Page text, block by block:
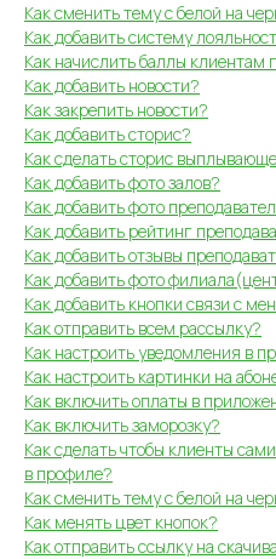
Как сменить тему с белой на
Как добавить систему
Как начислить баллы клиентам
Как добавить новости?
Как закрепить новости?
Как добавить сторис?
Как сделать сторис
Как добавить фото залов?
Как добавить фото
Как добавить рейтинг
Как добавить отзывы
Как добавить фото
Как добавить кнопки связи с
Как отправить всем рассылку?
Как настроить уведомления в
Как настроить картинки на
Как включить оплаты в
Как включить заморозку?
Как сделать чтобы клиенты
в профиле?
Как сменить тему с белой на
Как менять цвет кнопок?
Как отправить ссылку на